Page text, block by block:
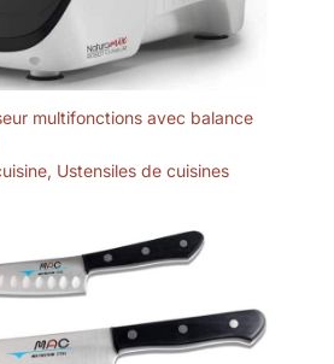
multifonctions avec balance
, Ustensiles de cuisines